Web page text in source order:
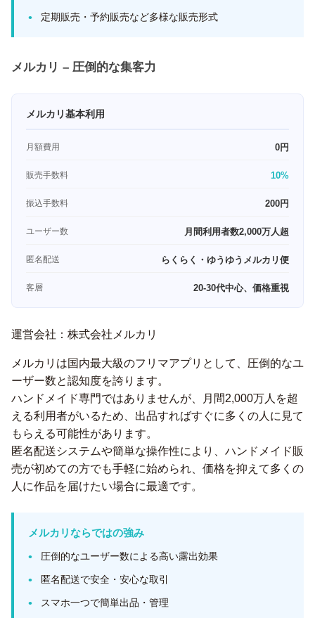
定期販売・予約販売など多様な販売形式
メルカリ – 圧倒的な集客力
メルカリ基本利用
月額費用 0円
販売手数料 10%
振込手数料 200円
ユーザー数 月間利用者数2,000万人超
匿名配送 らくらく・ゆうゆうメルカリ便
客層 20-30代中心、価格重視
運営会社：株式会社メルカリ
メルカリは国内最大級のフリマアプリとして、圧倒的なユ
ーザー数と認知度を誇ります。
ハンドメイド専門ではありませんが、月間2,000万人を超
える利用者がいるため、出品すればすぐに多くの人に見て
もらえる可能性があります。
匿名配送システムや簡単な操作性により、ハンドメイド販
売が初めての方でも手軽に始められ、価格を抑えて多くの
人に作品を届けたい場合に最適です。
メルカリならではの強み
圧倒的なユーザー数による高い露出効果
匿名配送で安全・安心な取引
スマホ一つで簡単出品・管理